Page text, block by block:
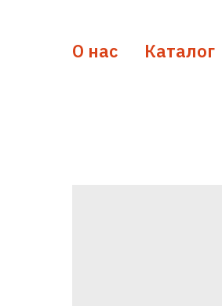
О нас Каталог